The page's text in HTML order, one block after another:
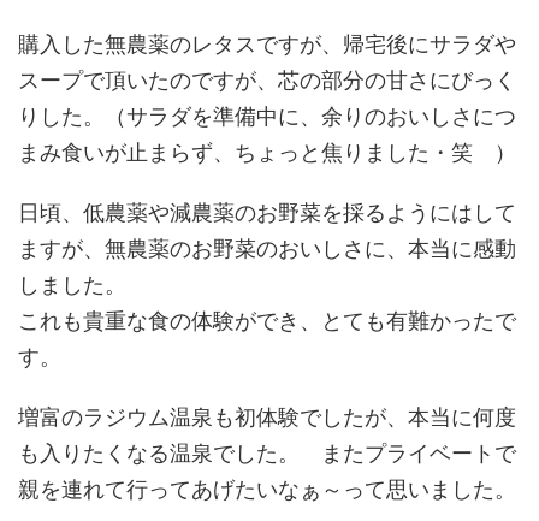
購入した無農薬のレタスですが、帰宅後にサラダや
スープで頂いたのですが、芯の部分の甘さにびっく
りした。（サラダを準備中に、余りのおいしさにつ
まみ食いが止まらず、ちょっと焦りました・笑 ）
日頃、低農薬や減農薬のお野菜を採るようにはして
ますが、無農薬のお野菜のおいしさに、本当に感動
しました。
これも貴重な食の体験ができ、とても有難かったで
す。
増富のラジウム温泉も初体験でしたが、本当に何度
も入りたくなる温泉でした。 またプライベートで
親を連れて行ってあげたいなぁ～って思いました。